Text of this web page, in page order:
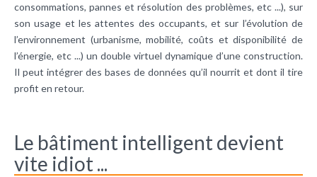
consommations, pannes et résolution des problèmes, etc ...), sur
son usage et les attentes des occupants, et sur l’évolution de
l’environnement (urbanisme, mobilité, coûts et disponibilité de
l’énergie, etc ...) un double virtuel dynamique d’une construction.
Il peut intégrer des bases de données qu’il nourrit et dont il tire
profit en retour.
Le bâtiment intelligent devient
vite idiot ...